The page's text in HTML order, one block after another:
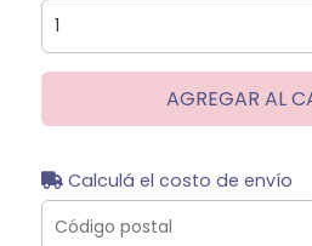
AGREGAR AL
Calculá el costo de envío